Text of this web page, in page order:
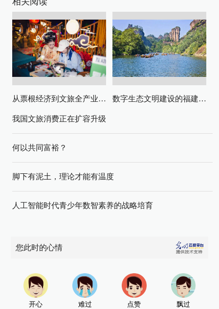
从票根经济到文旅全产业链升级 数字生态文明建设的福建路径与启示
我国文旅消费正在扩容升级
何以共同富裕？
脚下有泥土，理论才能有温度
人工智能时代青少年数智素养的战略培育
您此时的心情
开心 难过 点赞 飘过